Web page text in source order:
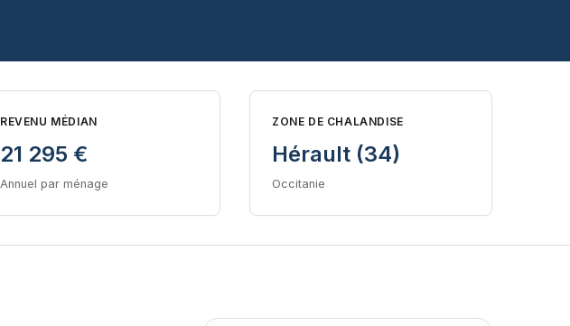
REVENU MÉDIAN
21 295 €
Annuel par ménage
ZONE DE CHALANDISE
Hérault (34)
Occitanie